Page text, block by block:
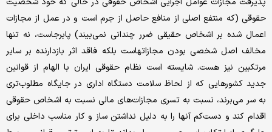
حقوقی (که منتفع اصلی از منافع حاصل از جرم است و در عمل از مجازات
اعمال شده بر اشخاص حقیقی ضرر چندانی نمی‌بیند) پابرجاست، نه تنها
مخالف اصل شخصی بودن مجازاتهاست بلکه فاقد اثر بازدارنده بر سایر
مرتکبین نیز هست. شایسته است نظام حقوقی ایران با الهام از قوانین
جدید کشورهایی که از لحاظ سلامت دستگاه اداری در جایگاه مطلوب‌تری
به سر می‌برند، نسبت به تسری مجازات‌های مالی نسبت به اشخاص حقوقی
اقدام کند و دست‌کم آنها را به دلیل نداشتن ساز و کار مناسب داخلی برای